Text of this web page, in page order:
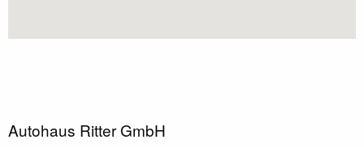
Autohaus Ritter GmbH